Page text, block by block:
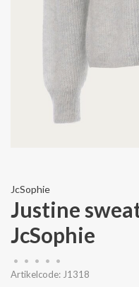
JcSophie
Justine
JcSophie
• • • •
•
Artikelcode: J1318